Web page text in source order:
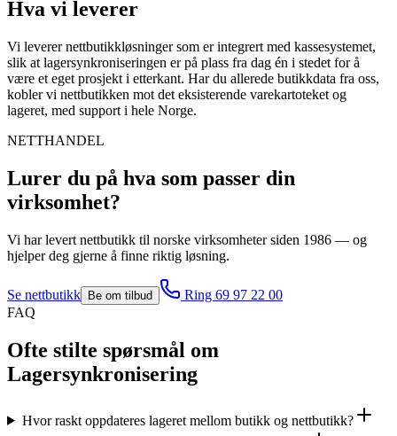
Hva vi leverer
Vi leverer nettbutikkløsninger som er integrert med kassesystemet,
slik at lagersynkroniseringen er på plass fra dag én i stedet for å
være et eget prosjekt i etterkant. Har du allerede butikkdata fra oss,
kobler vi nettbutikken mot det eksisterende varekartoteket og
lageret, med support i hele Norge.
NETTHANDEL
Lurer du på hva som passer din
virksomhet?
Vi har levert nettbutikk til norske virksomheter siden 1986 — og
hjelper deg gjerne å finne riktig løsning.
Se nettbutikk Be om tilbud
Ring 69 97 22 00
FAQ
Ofte stilte spørsmål om
Lagersynkronisering
Hvor raskt oppdateres lageret mellom butikk og nettbutikk?